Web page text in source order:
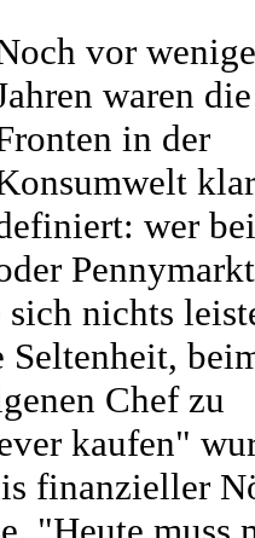
vor
waren die
in der
klar
wer
Pennymarkt
nichts
Seltenheit,
Chef zu
kaufen"
finanzieller